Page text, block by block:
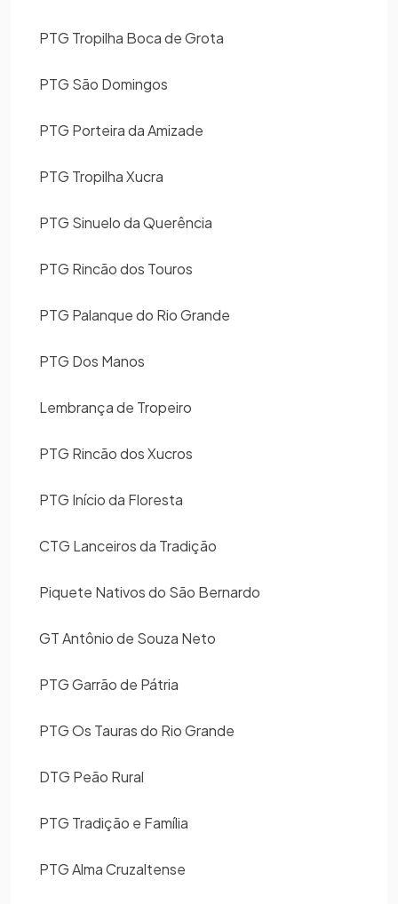
PTG Tropilha Boca de Grota
PTG São Domingos
PTG Porteira da Amizade
PTG Tropilha Xucra
PTG Sinuelo da Querência
PTG Rincão dos Touros
PTG Palanque do Rio Grande
PTG Dos Manos
Lembrança de Tropeiro
PTG Rincão dos Xucros
PTG Início da Floresta
CTG Lanceiros da Tradição
Piquete Nativos do São Bernardo
GT Antônio de Souza Neto
PTG Garrão de Pátria
PTG Os Tauras do Rio Grande
DTG Peão Rural
PTG Tradição e Família
PTG Alma Cruzaltense